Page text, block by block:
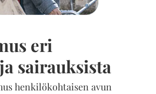
eri
sairauksista
henkilökohtaisen avun